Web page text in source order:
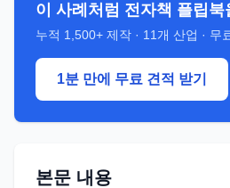
이 사례처럼 전자책 플립
누적 1,500+ 제작 · 11 개 산업 · 무
1분 만에 무료 견적 받기
본문 내용